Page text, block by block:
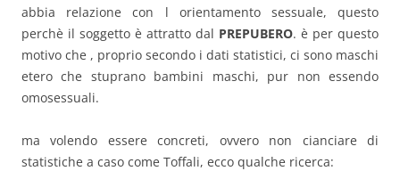
abbia relazione con l orientamento sessuale, questo
perchè il soggetto è attratto dal PREPUBERO. è per questo
motivo che , proprio secondo i dati statistici, ci sono maschi
etero che stuprano bambini maschi, pur non essendo
omosessuali.
ma volendo essere concreti, ovvero non cianciare di
statistiche a caso come Toffali, ecco qualche ricerca: